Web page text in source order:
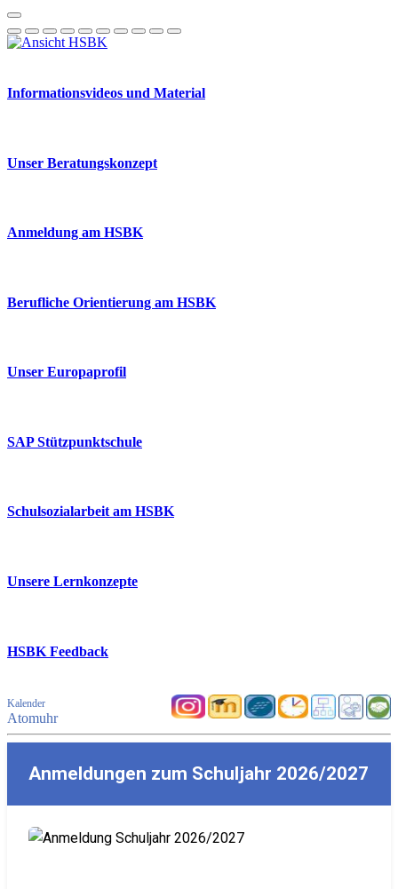
Informationsvideos und Material
Unser Beratungskonzept
Anmeldung am HSBK
Berufliche Orientierung am HSBK
Unser Europaprofil
SAP Stützpunktschule
Schulsozialarbeit am HSBK
Unsere Lernkonzepte
HSBK Feedback
Kalender
Atomuhr
Anmeldungen zum Schuljahr 2026/2027